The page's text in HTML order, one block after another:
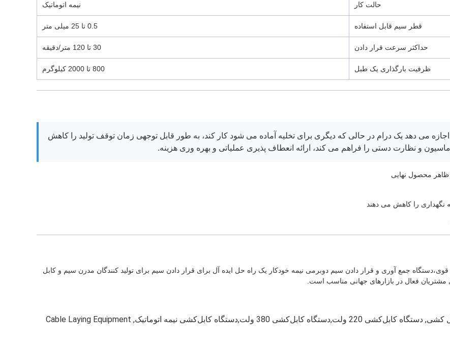
حالت کار نیمه اتوماتیک
قطر سیم قابل استفاده 0.5 تا 25 میلی متر
حداکثر سرعت قرار دادن 30 تا 120 متر/دقیقه
ظرفیت بارگذاری یک طبل 800 تا 2000 کیلوگرم
می دهد یک درام در حالی که دیگری برای تخلیه آماده می شود کار کند، به طور قابل توجهی زمان توقف تولید را کاهش
و نظارت دستی را فراهم می کند، ارائه انعطاف پذیری عملیاتی و بهره وری هزینه.
ظاهر محصول نهایی
نگهداری را کاهش می دهند
قوی،دستگاه جمع آوری و قرار دادن سیم دوبرمی نیمه خودکار یک راه حل ایده آل برای قرار دادن سیم برای تولید کنندگان مدرن سیم و کابل
مشتریان فعال در بازارهای جهانی مناسب است.
کشی, دستگاه کابل‌کشی 220 ولت,دستگاه کابل‌کشی 380 ولت,دستگاه کابل‌کشی نیمه اتوماتیک ,
Cable Laying Equipment